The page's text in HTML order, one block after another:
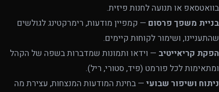
בוואטסאפ או תנועה לחנות פיזית.
בניית משפך פרסום — קמפיין מודעות, רימרקטינג לגולשים
שהתעניינו, ושימור לקוחות קיימים.
הפקת קריאייטיב — וידאו ותמונות שמדברות בשפה של הקהל
ומתאימות לכל פורמט (פיד, סטורי, ריל).
ניתוח ושיפור שבועי — בחינת המודעות המנצחות, עצירת מה